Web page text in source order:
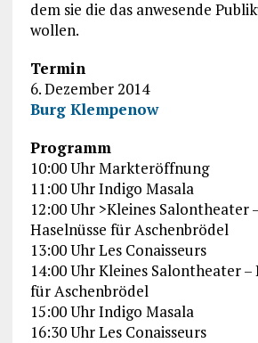
dem sie die das anwesende
wollen.
Termin
6. Dezember 2014
Burg Klempenow
Programm
10:00 Uhr Markteröffnung
11:00 Uhr Indigo Masala
12:00 Uhr >Kleines Salontheater
Haselnüsse für Aschenbrödel
13:00 Uhr Les Conaisseurs
14:00 Uhr Kleines Salontheater –
für Aschenbrödel
15:00 Uhr Indigo Masala
16:30 Uhr Les Conaisseurs